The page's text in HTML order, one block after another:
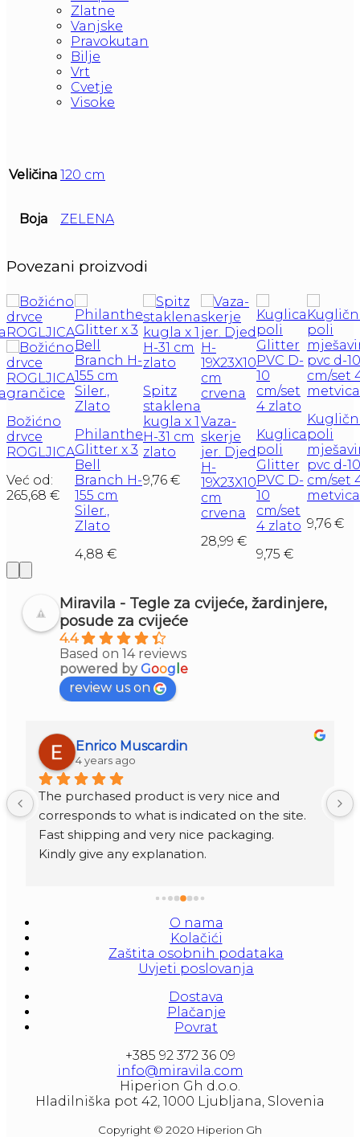
Zlatne
Vanjske
Pravokutan
Bilje
Vrt
Cvetje
Visoke
Veličina 120 cm
Boja ZELENA
Povezani proizvodi
Božićno
drvce
ROGLJICA
Već od:
265,68 €
Philanthe
Glitter x 3
Bell
Branch H-
155 cm
Siler.,
Zlato
4,88€
Spitz
staklena
kugla x 1
H-31 cm
zlato
9,76 €
Vaza-
skerje
jer. Djed
H-
19X23X10
cm
crvena
28,99 €
Kuglica
poli
Glitter
PVC D-
10
cm/set
4 zlato
9,75 €
poli
pvc d-10
cm/set
metvica
9,76 €
Miravila - Tegle za cvijeće, žardinjere,
posude za cvijeće
4.4
Based on 14 reviews
powered byGoog e
review us on
Enrico Muscardin
4 years ago
The purchased product is very nice and
corresponds to what is indicated on the site.
Fast shipping and very nice packaging.
Kindly give any explanation.
O nama
Kolačići
Zaštita osobnih podataka
Uvjeti poslovanja
Dostava
Plačanje
Povrat
+385 92 372 36 09
info@miravila.com
Hiperion Gh d.o.o.
Hladilniška pot 42, 1000 Ljubljana, Slovenia
Copyright © 2020 Hiperion Gh